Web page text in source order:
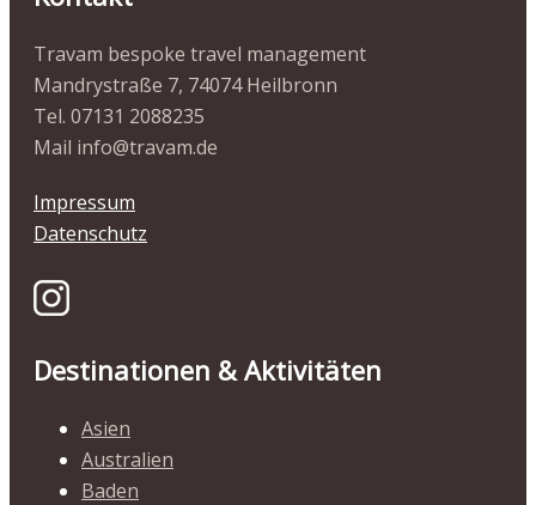
Travam bespoke travel management
Mandrystraße 7, 74074 Heilbronn
Tel. 07131 2088235
Mail info@travam.de
Impressum
Datenschutz
Destinationen & Aktivitäten
Asien
Australien
Baden